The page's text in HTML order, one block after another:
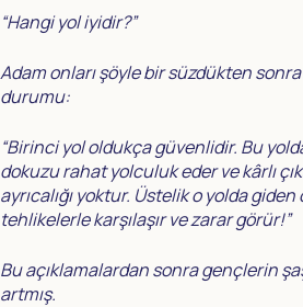
“Hangi yol iyidir?”
Adam onları şöyle bir süzdükten sonra
durumu:
“Birinci yol oldukça güvenlidir. Bu
dokuzu rahat yolculuk eder ve kârlı
ayrıcalığı yoktur. Üstelik o yolda
tehlikelerle karşılaşır ve zarar görür!”
Bu açıklamalardan sonra gençlerin
artmış.